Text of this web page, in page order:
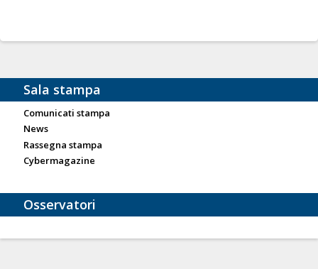
Sala stampa
Comunicati stampa
News
Rassegna stampa
Cybermagazine
Osservatori